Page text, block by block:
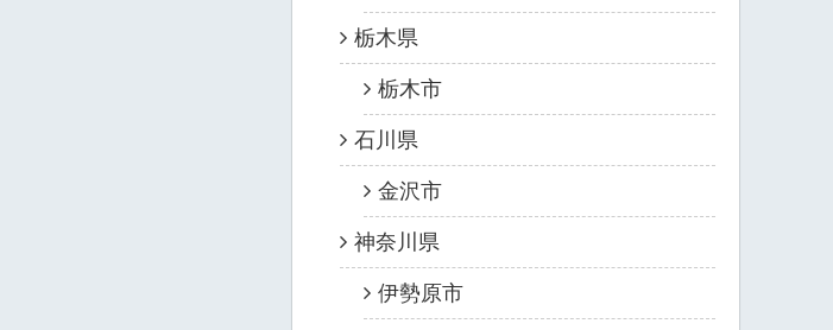
栃木県
栃木市
石川県
金沢市
神奈川県
伊勢原市